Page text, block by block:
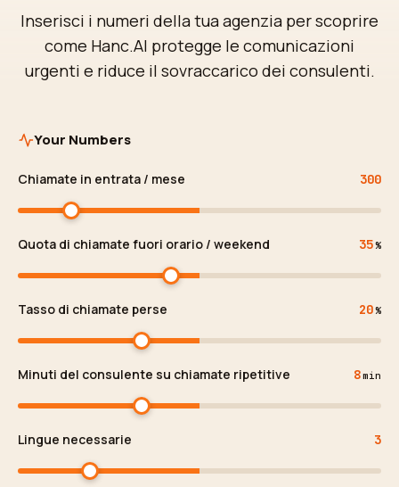
Inserisci i numeri della tua agenzia per scoprire
come Hanc.AI protegge le comunicazioni
urgenti e riduce il sovraccarico dei consulenti.
Your Numbers
Chiamate in entrata / mese 300
Quota di chiamate fuori orario / weekend 35%
Tasso di chiamate perse 20%
Minuti del consulente su chiamate ripetitive 8min
Lingue necessarie 3